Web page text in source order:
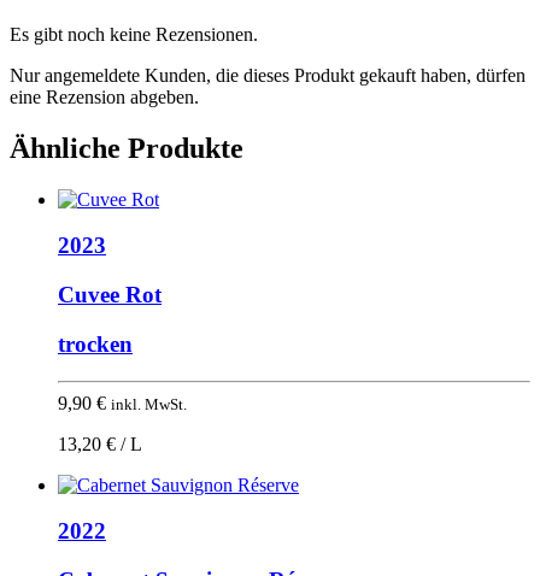
Es gibt noch keine Rezensionen.
Nur angemeldete Kunden, die dieses Produkt gekauft haben, dürfen
eine Rezension abgeben.
Ähnliche Produkte
2023
Cuvee Rot
trocken
9,90 € inkl. MwSt.
13,20 € / L
2022